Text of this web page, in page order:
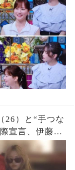
26）と“手つな
宣言、伊藤健
の真相は…」